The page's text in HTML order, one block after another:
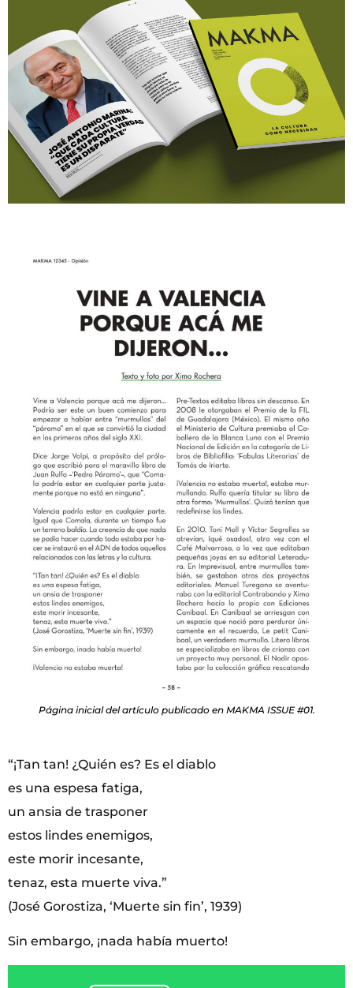
Página inicial del artículo publicado en MAKMA ISSUE #01.
“¡Tan tan! ¿Quién es? Es el diablo
es una espesa fatiga,
un ansia de trasponer
estos lindes enemigos,
este morir incesante,
tenaz, esta muerte viva.”
(José Gorostiza, ‘Muerte sin fin’, 1939)
Sin embargo, ¡nada había muerto!